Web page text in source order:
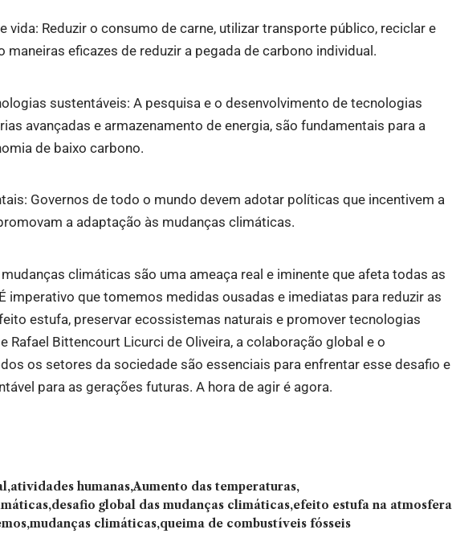
vida: Reduzir o consumo de carne, utilizar transporte público, reciclar e
maneiras eficazes de reduzir a pegada de carbono individual.
sustentáveis: A pesquisa e o desenvolvimento de tecnologias
avançadas e armazenamento de energia, são fundamentais para a
de baixo carbono.
Governos de todo o mundo devem adotar políticas que incentivem a
a adaptação às mudanças climáticas.
climáticas são uma ameaça real e iminente que afeta todas as
imperativo que tomemos medidas ousadas e imediatas para reduzir as
estufa, preservar ecossistemas naturais e promover tecnologias
Rafael Bittencourt Licurci de Oliveira, a colaboração global e o
os setores da sociedade são essenciais para enfrentar esse desafio e
para as gerações futuras. A hora de agir é agora.
atividades humanas Aumento das temperaturas
desafio global das mudanças climáticas efeito estufa na atmosfera
mudanças climáticas queima de combustíveis fósseis